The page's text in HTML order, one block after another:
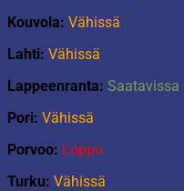
Kouvola: Vähissä
Lahti: Vähissä
Lappeenranta: Saatavissa
Pori: Vähissä
Porvoo: Loppu
Turku: Vähissä